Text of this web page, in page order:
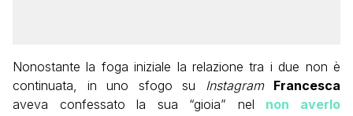
Nonostante la foga iniziale la relazione tra i due non è
continuata, in uno sfogo su Instagram Francesca
aveva confessato la sua “gioia” nel non averlo